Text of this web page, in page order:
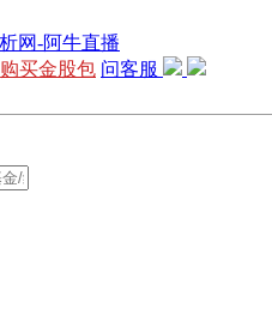
购买金股包 问客服